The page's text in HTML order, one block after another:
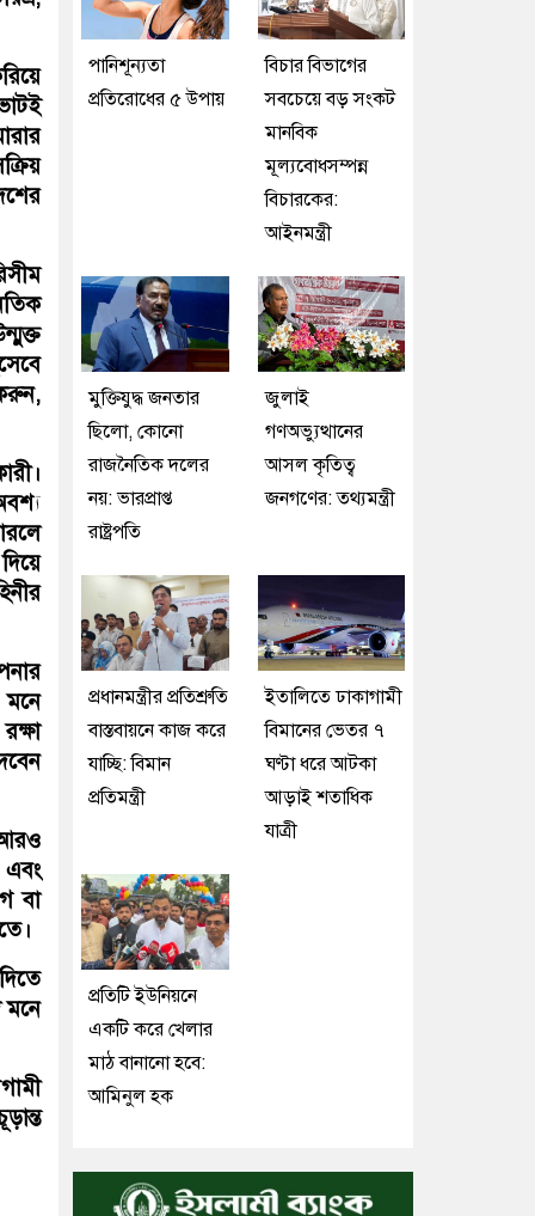
মনে
আরও
এবং
বা
মনে
পানিশূন্যতা
প্রতিরোধের ৫ উপায়
বিচার বিভাগের
সবচেয়ে বড় সংকট
মানবিক
মূল্যবোধসম্পন্ন
বিচারকের:
আইনমন্ত্রী
মুক্তিযুদ্ধ জনতার
ছিলো, কোনো
রাজনৈতিক দলের
নয়: ভারপ্রাপ্ত
রাষ্ট্রপতি
জুলাই
গণঅভ্যুত্থানের
আসল কৃতিত্ব
জনগণের: তথ্যমন্ত্রী
প্রধানমন্ত্রীর প্রতিশ্রুতি
বাস্তবায়নে কাজ করে
যাচ্ছি: বিমান
প্রতিমন্ত্রী
ইতালিতে ঢাকাগামী
বিমানের ভেতর ৭
ঘণ্টা ধরে আটকা
আড়াই শতাধিক
যাত্রী
প্রতিটি ইউনিয়নে
একটি করে খেলার
মাঠ বানানো হবে:
আমিনুল হক